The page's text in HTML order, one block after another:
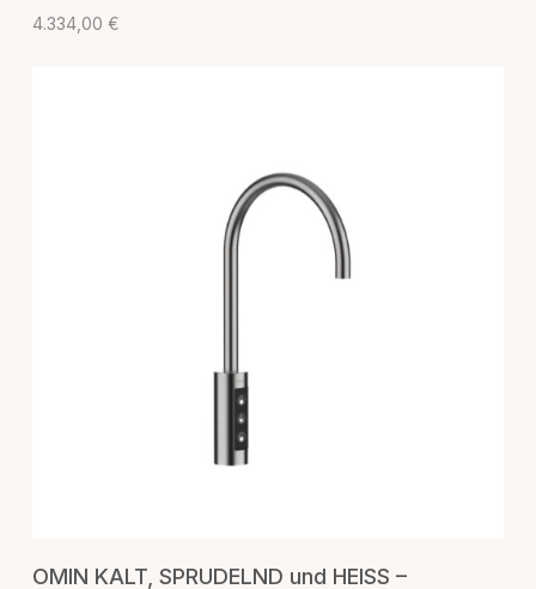
4.334,00 €
OMIN KALT, SPRUDELND und HEISS –